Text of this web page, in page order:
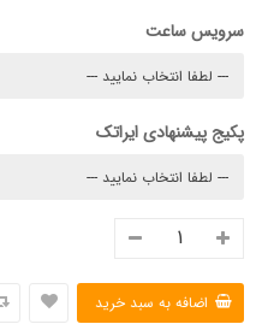
سرویس ساعت
پکیج پیشنهادی ایراتک